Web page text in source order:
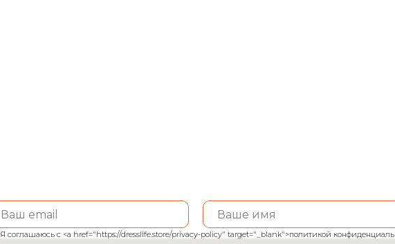
Я соглашаюсь с <a href="https://dresslife.store/privacy-policy" target="_blank">политикой